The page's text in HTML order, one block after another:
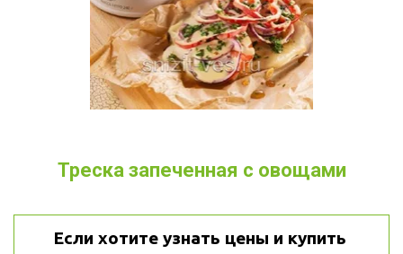
Треска запеченная с овощами
Если хотите узнать цены и купить